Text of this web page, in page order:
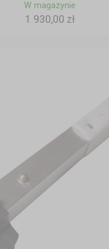
W magazynie
1 930,00 zł